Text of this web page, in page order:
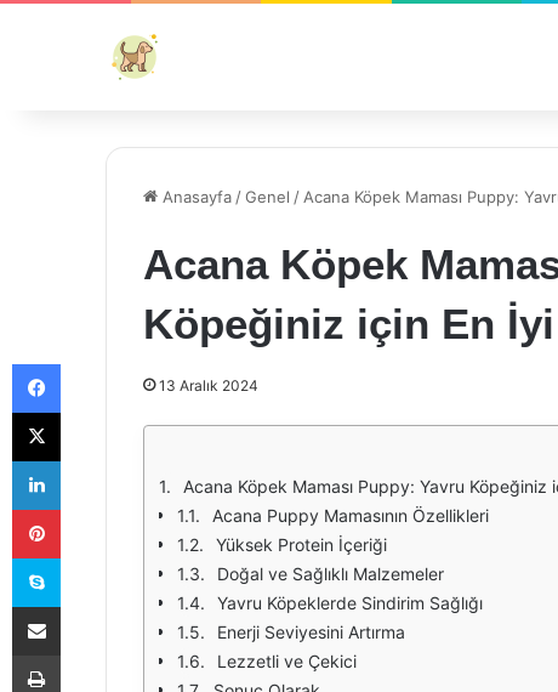
Anasayfa /Genel / Acana Köpek Maması Puppy:
Acana Köpek
Köpeğiniz için En
13 Aralık 2024
Acana Köpek Maması Puppy: Yavru Köpeğiniz
Acana Puppy Mamasının Özellikleri
Yüksek Protein İçeriği
Doğal ve Sağlıklı Malzemeler
Yavru Köpeklerde Sindirim Sağlığı
Enerji Seviyesini Artırma
Lezzetli ve Çekici
Facebook
X
LinkedIn
Pinterest
Skype
E-Posta ile paylaş